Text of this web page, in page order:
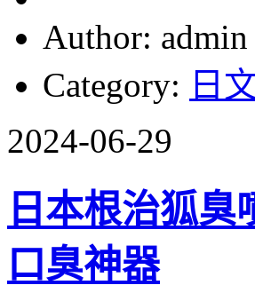
Author: admin
Category: 日
2024-06-29
日本根治狐
口臭神器